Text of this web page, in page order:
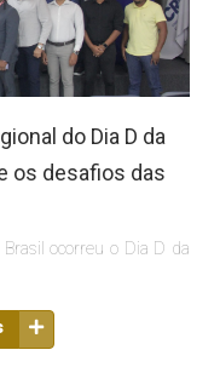
do Dia D da
os desafios das
ocorreu o Dia D da